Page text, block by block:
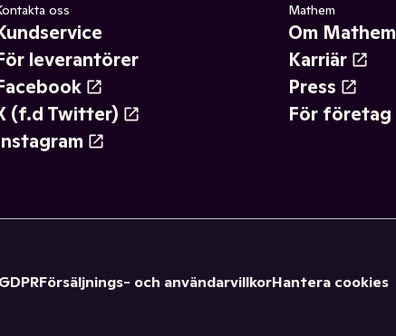
oss
leverantörer
(f.d Twitter)
Mathem
Om Mathem
Karriär
Press
För företag
GDPRFörsäljnings- och användarvillkorHantera cookies